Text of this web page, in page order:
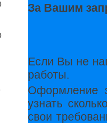
За Вашим
Если Вы не
работы.
Оформление
узнать
свои